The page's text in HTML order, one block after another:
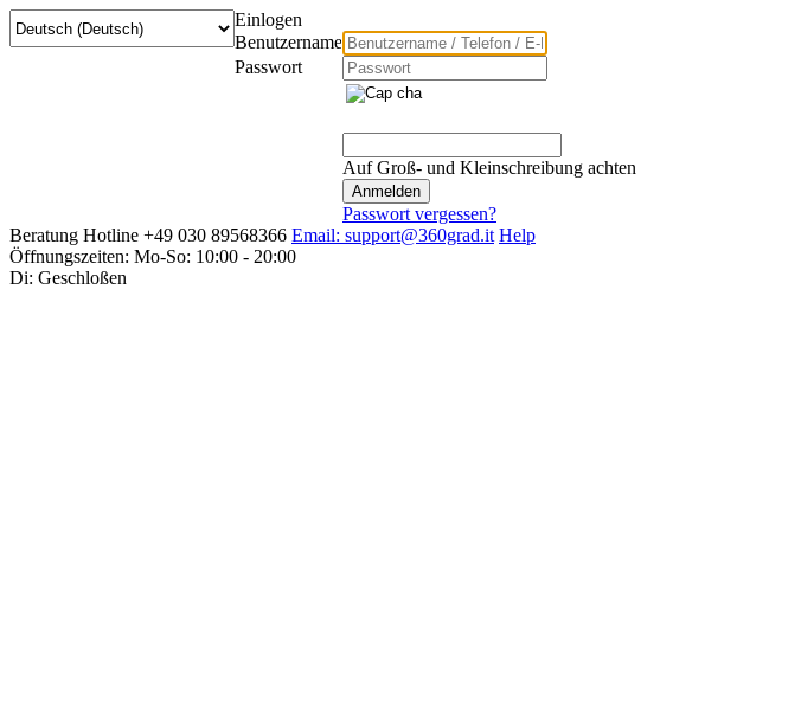
Einlogen
Benutzername
Passwort
Auf Groß- und Kleinschreibung achten
Passwort vergessen?
Beratung Hotline +49 030 89568366 Email: support@360grad.it Help
Öffnungszeiten: Mo-So: 10:00 - 20:00
Di: Geschloßen